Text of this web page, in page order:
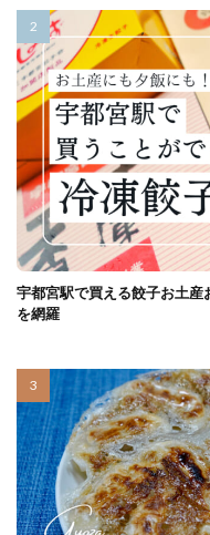
宇都宮駅で買える餃子お土
を網羅